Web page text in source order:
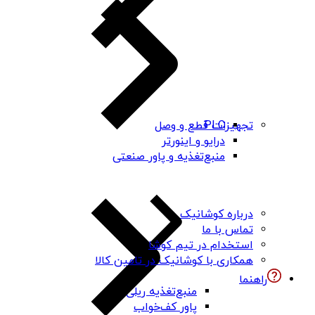
PLC
درایو و اینورتر
منبع‌تغذیه و پاور صنعتی
منبع‌تغذیه ریلی
پاور کف‌خواب
تجهیزات قطع و وصل
درباره کوشانیک
تماس با ما
استخدام در تیم کوشا
همکاری با کوشانیک در تامین کالا
راهنما